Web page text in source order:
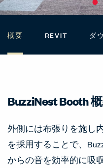
概要 REVIT ダ
BuzziNest Booth
外側には布張りを施し
を採用することで、
からの音を効率的に吸